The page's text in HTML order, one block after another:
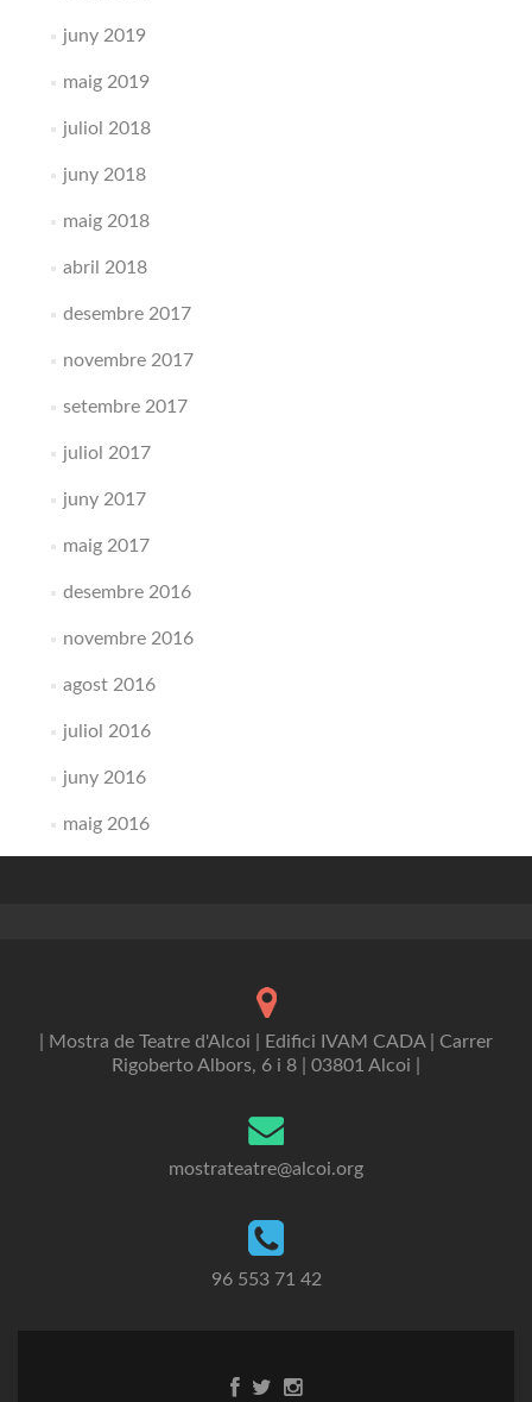
juny 2019
maig 2019
juliol 2018
juny 2018
maig 2018
abril 2018
desembre 2017
novembre 2017
setembre 2017
juliol 2017
juny 2017
maig 2017
desembre 2016
novembre 2016
agost 2016
juliol 2016
juny 2016
maig 2016
| Mostra de Teatre d'Alcoi | Edifici IVAM CADA | Carrer
Rigoberto Albors, 6 i 8 | 03801 Alcoi |
mostrateatre@alcoi.org
96 553 71 42